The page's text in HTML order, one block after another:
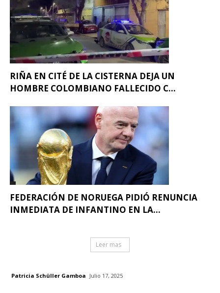
RIÑA EN CITÉ DE LA CISTERNA DEJA UN
HOMBRE COLOMBIANO FALLECIDO C...
FEDERACIÓN DE NORUEGA PIDIÓ RENUNCIA
INMEDIATA DE INFANTINO EN LA...
Leer mas
Patricia Schüller Gamboa Julio 17, 2025